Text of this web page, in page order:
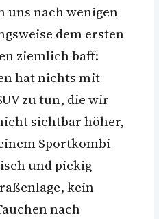
uns nach wenigen
dem ersten
ziemlich baff:
hat nichts mit
zu tun, die wir
sichtbar höher,
Sportkombi
und pickig
kein
nach